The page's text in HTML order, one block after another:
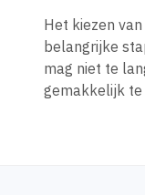
Het kiezen
belangrijke
mag niet te
gemakkelijk te